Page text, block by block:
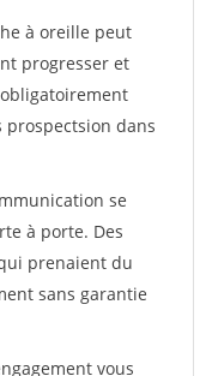
à oreille peut
progresser et
dans
se
à porte. Des
prenaient du
sans garantie
vous